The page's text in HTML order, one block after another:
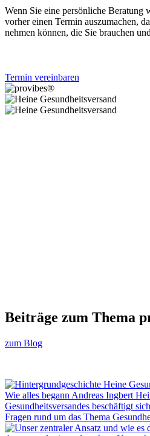
Wenn Sie eine persönliche Beratung
vorher einen Termin auszumachen,
nehmen können, die Sie brauchen
Termin vereinbaren
Beiträge zum Thema
zum Blog
Wie alles begann Andreas Ingbert
Gesundheitsversandes beschäftigt
Fragen rund um das Thema